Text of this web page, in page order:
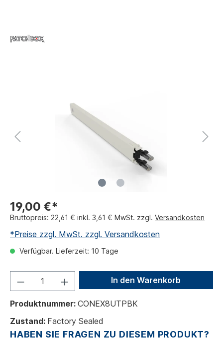
19,00 €*
Bruttopreis: 22,61 € inkl. 3,61 € MwSt. zzgl. Versandkosten
*Preise zzgl. MwSt. zzgl. Versandkosten
Verfügbar. Lieferzeit: 10 Tage
In den Warenkorb
Produktnummer: CONEX8UTPBK
Zustand: Factory Sealed
HABEN SIE FRAGEN ZU DIESEM PRODUKT?